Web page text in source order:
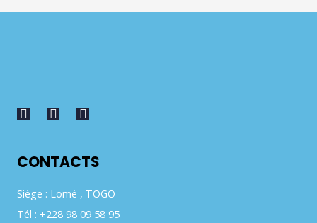
CONTACTS
Siège : Lomé , TOGO
Tél : +228 98 09 58 95